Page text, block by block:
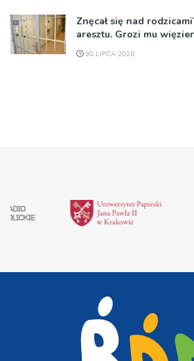
Znęcał się nad
aresztu. Grozi mu
30 LIPCA 2026